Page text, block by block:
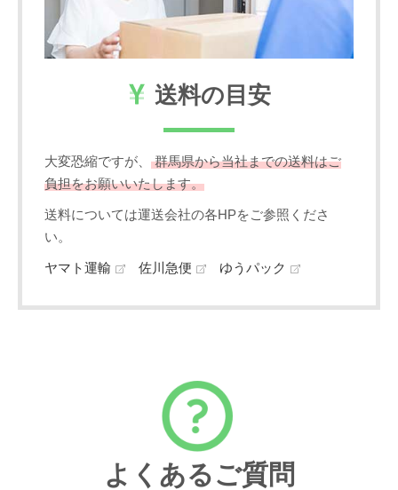
送料の目安
大変恐縮ですが、 群馬県から当社までの送料はご
負担をお願いいたします。
送料については運送会社の各HPをご参照くださ
い。
ヤマト運輸 佐川急便 ゆうパック
よくあるご質問